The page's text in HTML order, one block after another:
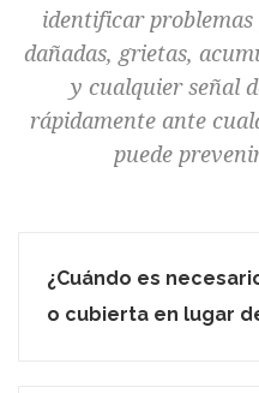
identificar problemas
dañadas, grietas,
y cualquier señal
rápidamente ante
puede
¿Cuándo es
o cubierta en lugar